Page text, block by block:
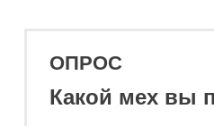
ОПРОС
Какой мех вы